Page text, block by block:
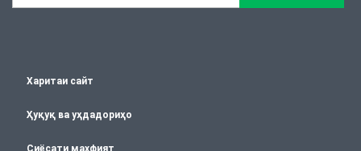
Харитаи сайт
Ҳуқуқ ва уҳдадориҳо
Сиёсати махфият